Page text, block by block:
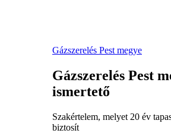
Gázszerelés Pest megye
Gázszerelés Pest
ismertető
Szakértelem, melyet 20 év
biztosít